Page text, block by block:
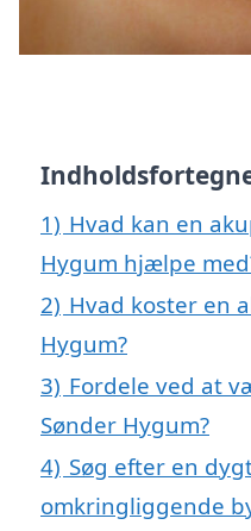
1) Hvad kan en
Hygum hjælpe
2) Hvad koster en
Hygum?
3) Fordele ved at
Sønder Hygum?
4) Søg efter en
omkringliggende